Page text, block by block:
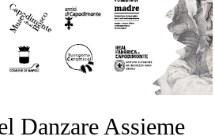
Danzare Assieme